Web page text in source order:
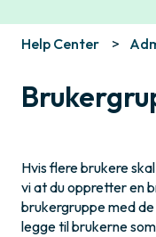
Help Center
Hvis flere brukere
vi at du oppretter en
brukergruppe med
legge til brukerne